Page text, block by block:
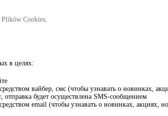
Cookies.
в целях:
вайбер, смс (чтобы узнавать о новинках,
будет осуществлена SMS-сообщением
email (чтобы узнавать о новинках, акциях,